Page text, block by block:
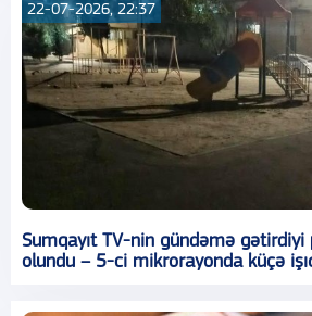
22-07-2026, 22:37
Sumqayıt TV-nin gündəmə
olundu – 5-ci mikrorayonda küçə